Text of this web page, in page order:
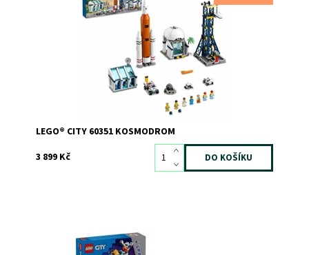
Dostupnost:
Skladem1
10275
LEGO® CITY 60351 KOSMODROM
3 899 Kč